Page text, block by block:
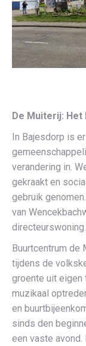
De Muiterij: Het
In Bajesdorp is
verandering in.
gekraakt en
gebruik
van
directeurswoning.
Buurtcentrum de
tijdens de
groente uit eigen
muzikaal
en
sinds den
een vaste